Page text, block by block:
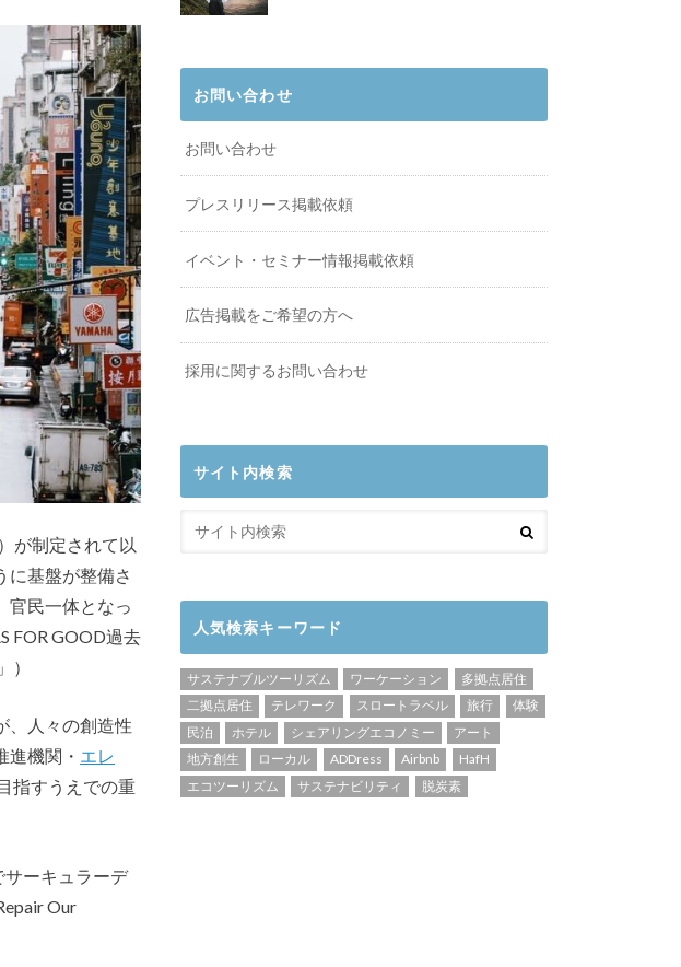
が制定されて以
に基盤が整備さ
官民一体となっ
FOR GOOD過去
」）
、人々の創造性
機関・ エレ
指すうえでの重
ーキュラーデ
Our
お問い合わせ
お問い合わせ
プレスリリース掲載依頼
イベント・セミナー情報掲載依頼
広告掲載をご希望の方へ
採用に関するお問い合わせ
サイト内検索
人気検索キーワード
サステナブルツーリズム ワーケーション
多拠点居住
二拠点居住
テレワーク スロートラベル 旅行
体験
民泊
ホテル シェアリングエコノミー
アート
地方創生
ローカル ADDress Airbnb
HafH
エコツーリズム
サステナビリティ 脱炭素